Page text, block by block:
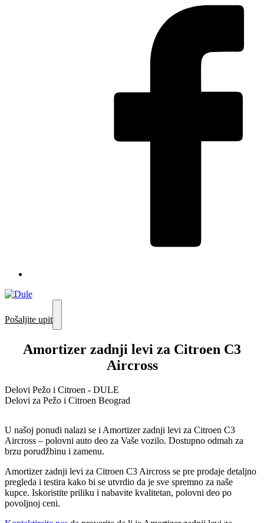
Pošaljite upit
Amortizer zadnji levi za Citroen C3
Aircross
Delovi Pežo i Citroen - DULE
Delovi za Pežo i Citroen Beograd
U našoj ponudi nalazi se i Amortizer zadnji levi za Citroen C3
Aircross – polovni auto deo za Vaše vozilo. Dostupno odmah za
brzu porudžbinu i zamenu.
Amortizer zadnji levi za Citroen C3 Aircross se pre prodaje detaljno
pregleda i testira kako bi se utvrdio da je sve spremno za naše
kupce. Iskoristite priliku i nabavite kvalitetan, polovni deo po
povoljnoj ceni.